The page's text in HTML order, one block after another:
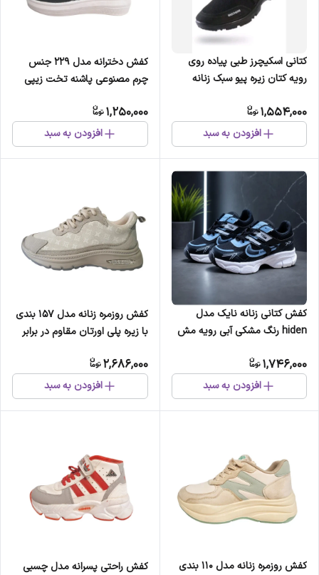
کتانی اسکیچرز طبی پیاده روی
رویه کتان زیره پیو سبک زنانه
1,554,000
افزودن به سبد
کفش دخترانه مدل 229 جنس
چرم مصنوعی پاشنه تخت زیپی
1,250,000
افزودن به سبد
کفش کتانی زنانه نایک مدل
hiden رنگ مشکی آبی رویه مش
راحت
1,746,000
افزودن به سبد
کفش روزمره زنانه مدل 157 بندی
با زیره پلی اورتان مقاوم در برابر
2,686,000
افزودن به سبد
کفش روزمره زنانه مدل 110 بندی
کفش راحتی پسرانه مدل چسبی